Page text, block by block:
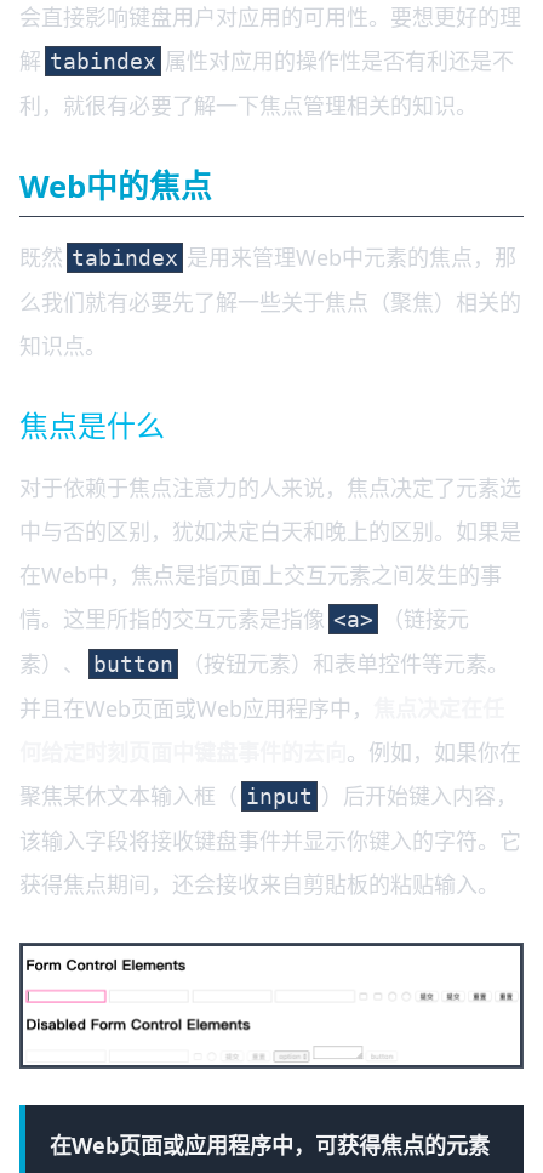
会直接影响键盘用户对应用的可用性。要想更好的理
解 tabindex 属性对应用的操作性是否有利还是不
利，就很有必要了解一下焦点管理相关的知识。
Web中的焦点
既然 tabindex 是用来管理Web中元素的焦点，那
么我们就有必要先了解一些关于焦点（聚焦）相关的
知识点。
焦点是什么
对于依赖于焦点注意力的人来说，焦点决定了元素选
中与否的区别，犹如决定白天和晚上的区别。如果是
在Web中，焦点是指页面上交互元素之间发生的事
情。这里所指的交互元素是指像 <a>
（链接元
素）、
button
（按钮元素）和表单控件等元素。
并且在Web页面或Web应用程序中，
。例如，如果你在
聚焦某休文本输入框（ input ）后开始键入内容，
该输入字段将接收键盘事件并显示你键入的字符。它
获得焦点期间，还会接收来自剪貼板的粘贴输入。
在Web页面或应用程序中，可获得焦点的元素